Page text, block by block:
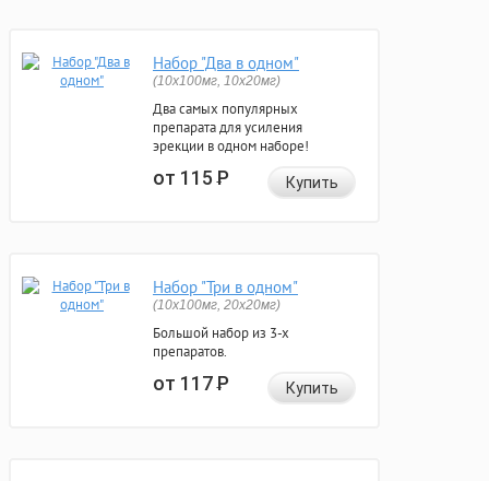
Набор "Два в одном"
(10x100мг, 10x20мг)
Два самых популярных
препарата для усиления
эрекции в одном наборе!
от 115Р Купить
Набор "Три в одном"
(10x100мг, 20x20мг)
Большой набор из 3-х
препаратов.
от 117Р Купить